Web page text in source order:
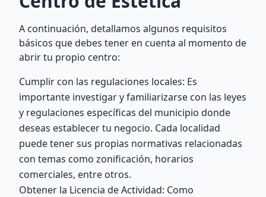
A continuación, detallamos algunos requisitos
básicos que debes tener en cuenta al momento de
abrir tu propio centro:
Cumplir con las regulaciones locales: Es
importante investigar y familiarizarse con las leyes
y regulaciones específicas del municipio donde
deseas establecer tu negocio. Cada localidad
puede tener sus propias normativas relacionadas
con temas como zonificación, horarios
comerciales, entre otros.
Obtener la Licencia de Actividad: Como